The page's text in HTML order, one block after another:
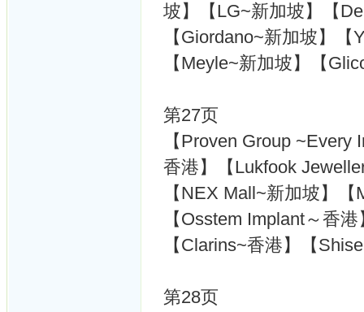
坡】【LG~新加坡】【
【Giordano~新加坡】
【Meyle~新加坡】【
第27页
【Proven Group
香港】【Lukfook
【NEX Mall~新加坡】
【Osstem Implant～香港
【Clarins~香港】【
第28页